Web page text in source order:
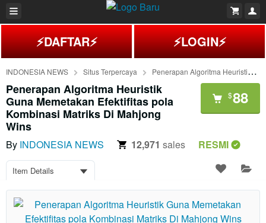
⚡DAFTAR⚡ ⚡LOGIN⚡
INDONESIA NEWS Situs Terpercaya Penerapan Algoritma Heuristik Guna Memetakan Efektifitas pola Kombinasi Matriks Di Mahjong Wins
Penerapan Algoritma Heuristik
Guna Memetakan Efektifitas pola
Kombinasi Matriks Di Mahjong
Wins
$88
By INDONESIA NEWS 12,971 sales RESMI
Item Details